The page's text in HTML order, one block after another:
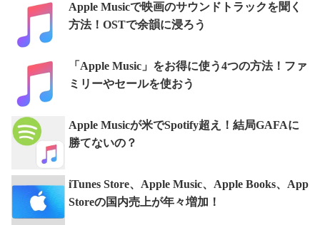
Apple Musicで映画のサウンドトラックを聞く
方法！OSTで余韻に浸ろう
「Apple Music」をお得に使う4つの方法！ファ
ミリーやセールを使おう
Apple Musicが米でSpotify超え！結局GAFAに
勝てないの？
iTunes Store、Apple Music、Apple Books、App
Storeの国内売上が年々増加！